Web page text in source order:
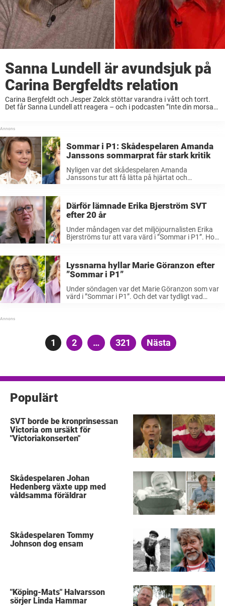
Sanna Lundell är avundsjuk på
Carina Bergfeldts relation
Carina Bergfeldt och Jesper Zølck stöttar varandra i vått och torrt.
Det får Sanna Lundell att reagera – och i podcasten ”Inte din morsa”
Sommar i P1: Skådespelaren Amanda
Janssons sommarprat får stark kritik
Nyligen var det skådespelaren Amanda
Janssons tur att få lätta på hjärtat och
en identitetskris som bottnar i ...
Därför lämnade Erika Bjerström SVT
efter 20 år
Under måndagen var det miljöjournalisten Erika
Bjerströms tur att vara värd i ”Sommar i P1”. Hon
Lyssnarna hyllar Marie Göranzon efter
”Sommar i P1”
Under söndagen var det Marie Göranzon som var
värd i ”Sommar i P1”. Och det var tydligt vad
Sidnumrering
Sida
1 Sida
2 … Sida
321 Nästa
Populärt
SVT borde be kronprinsessan
Victoria om ursäkt för
"Victoriakonserten"
Skådespelaren Johan
Hedenberg växte upp med
våldsamma föräldrar
Skådespelaren Tommy
Johnson dog ensam
"Köping-Mats" Halvarsson
sörjer Linda Hammar